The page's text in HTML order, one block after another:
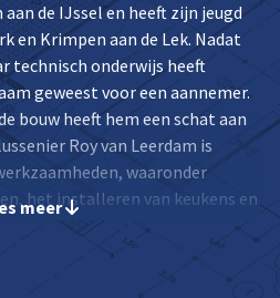
de IJssel en heeft zijn jeugd
en Krimpen aan de Lek. Nadat
technisch onderwijs heeft
geweest voor een aannemer.
bouw heeft hem een schat aan
Roy van Leerdam is
waaronder
het installeren van keukens en
allround vakman die
meer